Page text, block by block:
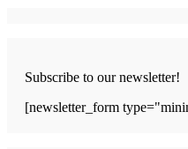
Subscribe to our newsletter!
[newsletter_form